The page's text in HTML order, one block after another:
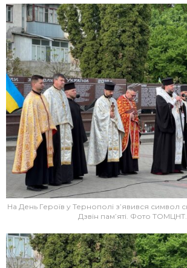
На День Героїв у Тернополі з’явився
Дзвін пам’яті. Фото ТОМЦНТ.